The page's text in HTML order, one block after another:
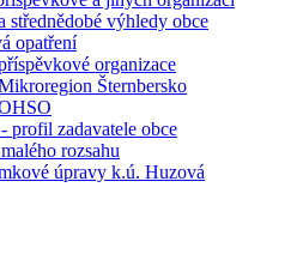
střednědobé výhledy obce
opatření
organizace
Šternbersko
profil zadavatele obce
rozsahu
úpravy k.ú. Huzová